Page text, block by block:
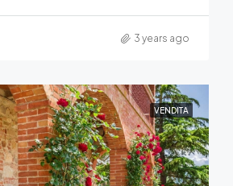
3 years ago
VENDITA